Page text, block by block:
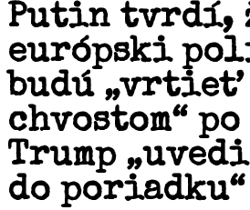
Putin tvrdí,
európski
budú „vrtieť
chvostom“
Trump
do poriadku“